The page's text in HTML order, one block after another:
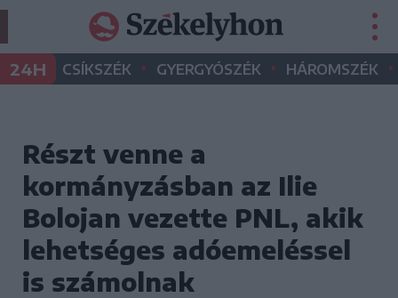
24H CSÍKSZÉK • GYERGYÓSZÉK • HÁROMSZÉK •
Részt venne a
kormányzásban az Ilie
Bolojan vezette PNL, akik
lehetséges adóemeléssel
is számolnak